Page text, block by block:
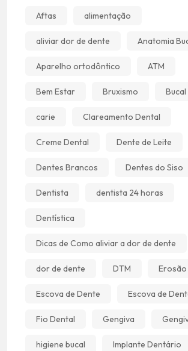
Aftas alimentação
aliviar dor de dente Anatomia
Aparelho ortodôntico ATM
Bem Estar Bruxismo Bucal
carie Clareamento Dental
Creme Dental Dente de Leite
Dentes Brancos Dentes do Siso
Dentista dentista 24 horas
Dentística
Dicas de Como aliviar a dor de dente
dor de dente DTM
Escova de Dente Escova de
Fio Dental Gengiva
higiene bucal Implante Dentário